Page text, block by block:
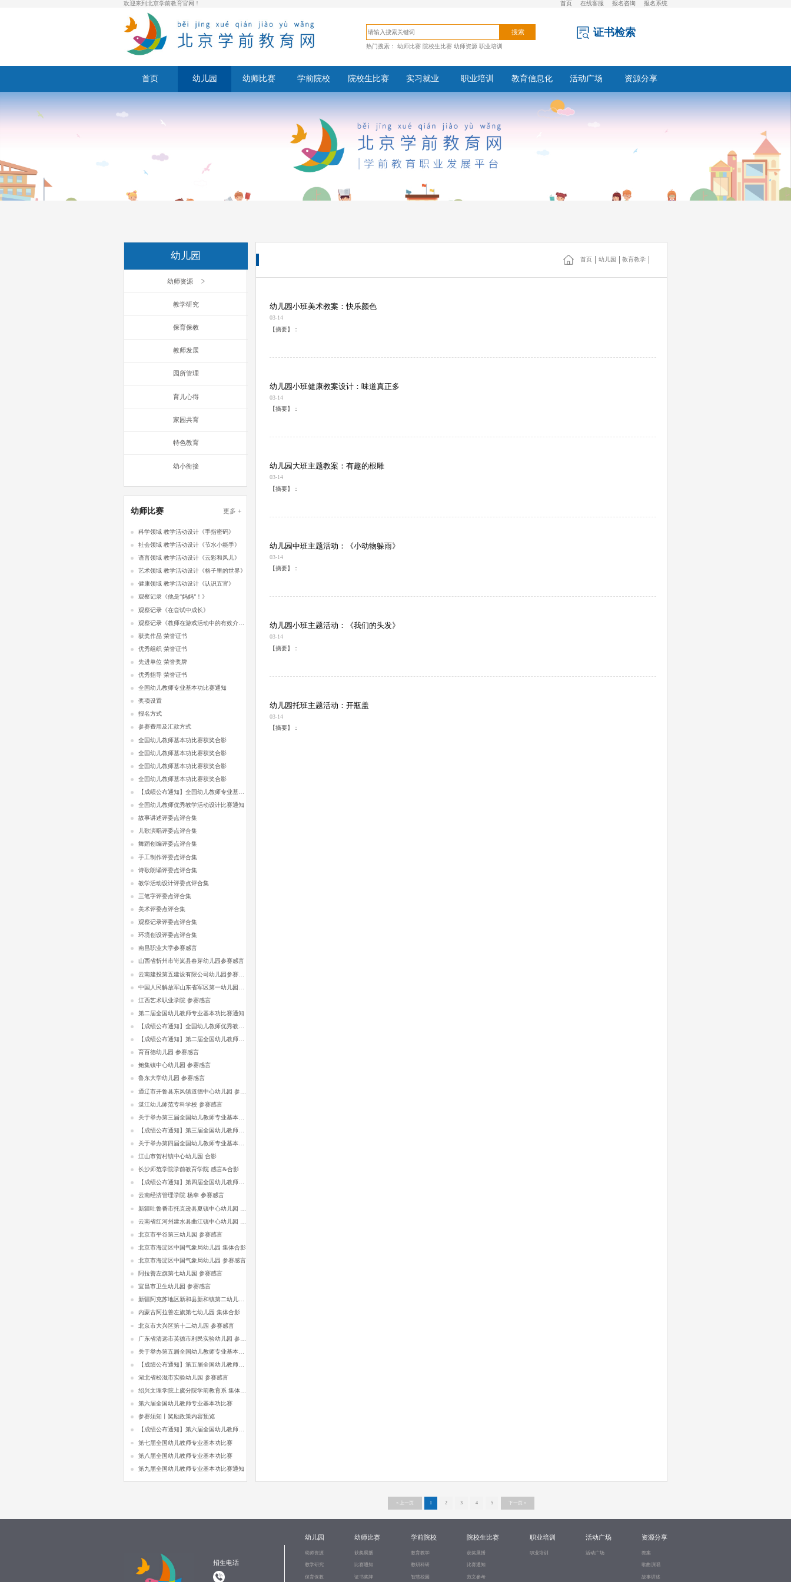
欢迎来到北京学前教育官网！ 首页 在线客服 报名咨询 报名系统
搜索
热门搜索： 幼师比赛 院校生比赛 幼师资源 职业培训
证书检索
首页 幼儿园 幼师比赛 学前院校 院校生比赛 实习就业 职业培训 教育信息化 活动广场 资源分享
幼儿园
幼师资源
教学研究
保育保教
教师发展
园所管理
育儿心得
家园共育
特色教育
幼小衔接
幼师比赛 更多 +
科学领域 教学活动设计《手指密码》
社会领域 教学活动设计《节水小能手》
语言领域 教学活动设计《云彩和风儿》
艺术领域 教学活动设计《格子里的世界》
健康领域 教学活动设计《认识五官》
观察记录《他是“妈妈”！》
观察记录《在尝试中成长》
获奖作品 荣誉证书
优秀组织 荣誉证书
先进单位 荣誉奖牌
优秀指导 荣誉证书
全国幼儿教师专业基本功比赛通知
奖项设置
报名方式
参赛费用及汇款方式
全国幼儿教师基本功比赛获奖合影
全国幼儿教师基本功比赛获奖合影
全国幼儿教师基本功比赛获奖合影
全国幼儿教师基本功比赛获奖合影
全国幼儿教师优秀教学活动设计比赛通知
故事讲述评委点评合集
儿歌演唱评委点评合集
舞蹈创编评委点评合集
手工制作评委点评合集
诗歌朗诵评委点评合集
教学活动设计评委点评合集
三笔字评委点评合集
美术评委点评合集
观察记录评委点评合集
环境创设评委点评合集
南昌职业大学参赛感言
山西省忻州市岢岚县春芽幼儿园参赛感言
江西艺术职业学院 参赛感言
第二届全国幼儿教师专业基本功比赛通知
育百德幼儿园 参赛感言
鲍集镇中心幼儿园 参赛感言
鲁东大学幼儿园 参赛感言
湛江幼儿师范专科学校 参赛感言
江山市贺村镇中心幼儿园 合影
长沙师范学院学前教育学院 感言&合影
【成绩公布通知】第四届全国幼儿教师专业基本功比赛
云南经济管理学院 杨幸 参赛感言
北京市平谷第三幼儿园 参赛感言
北京市海淀区中国气象局幼儿园 集体合影
北京市海淀区中国气象局幼儿园 参赛感言
阿拉善左旗第七幼儿园 参赛感言
宜昌市卫生幼儿园 参赛感言
新疆阿克苏地区新和县新和镇第二幼儿园 参赛感言
内蒙古阿拉善左旗第七幼儿园 集体合影
北京市大兴区第十二幼儿园 参赛感言
湖北省松滋市实验幼儿园 参赛感言
第六届全国幼儿教师专业基本功比赛
参赛须知丨奖励政策内容预览
【成绩公布通知】第六届全国幼儿教师专业基本功比赛
第七届全国幼儿教师专业基本功比赛
第八届全国幼儿教师专业基本功比赛
第九届全国幼儿教师专业基本功比赛通知
首页 幼儿园 教育教学
幼儿园小班美术教案：快乐颜色
03-14
【摘要】：
幼儿园小班健康教案设计：味道真正多
03-14
【摘要】：
幼儿园大班主题教案：有趣的根雕
03-14
【摘要】：
幼儿园中班主题活动：《小动物躲雨》
03-14
【摘要】：
幼儿园小班主题活动：《我们的头发》
03-14
【摘要】：
幼儿园托班主题活动：开瓶盖
03-14
【摘要】：
« 上一页 1 2 3 4 5 下一页 »
招生电话
幼儿园
幼师资源
教学研究
保育保教
幼师比赛
获奖展播
比赛通知
证书奖牌
学前院校
教育教学
教研科研
智慧校园
院校生比赛
获奖展播
比赛通知
范文参考
职业培训
职业培训
活动广场
活动广场
资源分享
教案
歌曲演唱
故事讲述